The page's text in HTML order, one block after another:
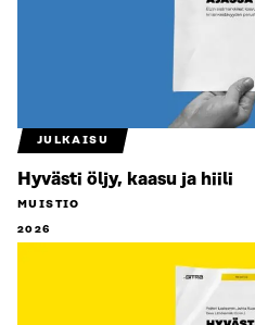
JULKAISU
Hyvästi öljy, kaasu ja hiili
MUISTIO
2026